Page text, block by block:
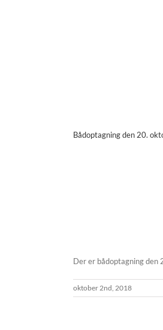
Bådoptagning den 20.
Der er bådoptagning den
oktober 2nd, 2018